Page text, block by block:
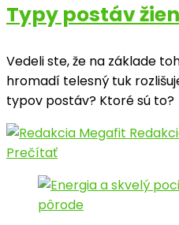
Typy postáv
Vedeli ste, že na základe
hromadí telesný tuk
typov postáv? Ktoré sú to?
Prečítať